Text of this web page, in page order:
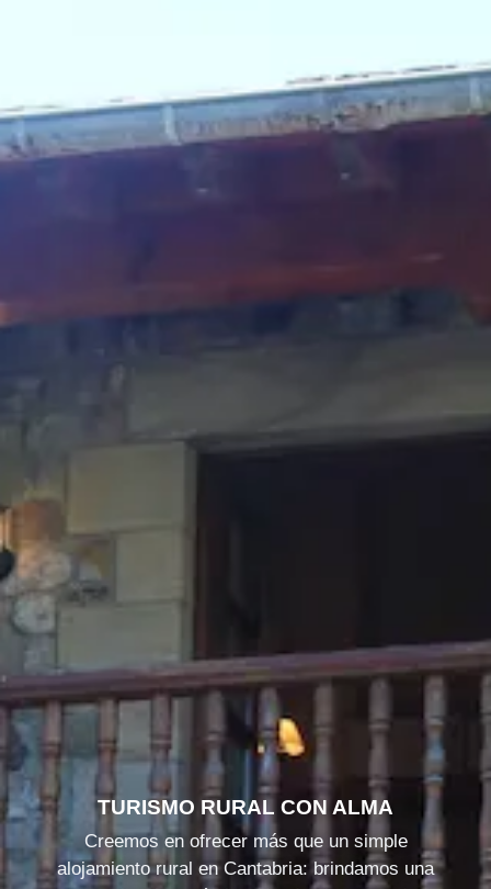
TURISMO RURAL CON ALMA
Creemos en ofrecer más que un simple
alojamiento rural en Cantabria: brindamos una